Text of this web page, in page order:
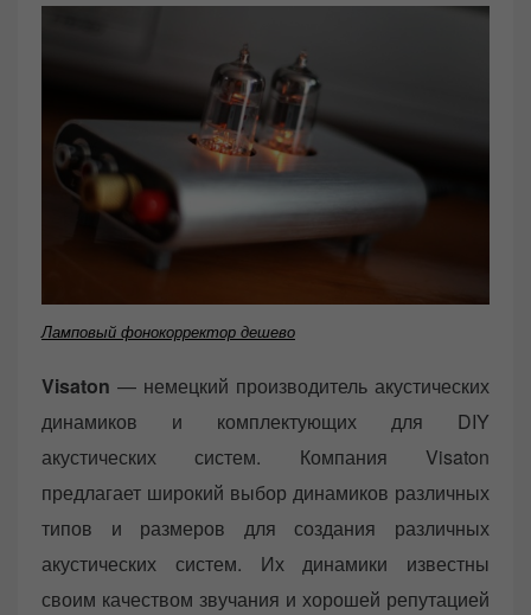
Ламповый фонокорректор дешево
Visaton — немецкий производитель акустических
динамиков и комплектующих для DIY
акустических систем. Компания Visaton
предлагает широкий выбор динамиков различных
типов и размеров для создания различных
акустических систем. Их динамики известны
своим качеством звучания и хорошей репутацией